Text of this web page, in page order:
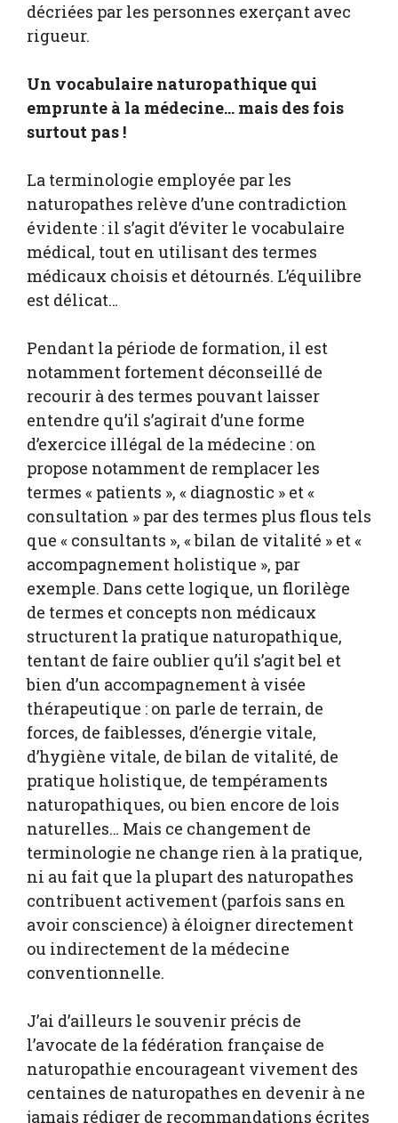
décriées par les personnes exerçant avec
rigueur.
Un vocabulaire naturopathique qui
emprunte à la médecine… mais des fois
surtout pas !
La terminologie employée par les
naturopathes relève d’une contradiction
évidente : il s’agit d’éviter le vocabulaire
médical, tout en utilisant des termes
médicaux choisis et détournés. L’équilibre
est délicat…
Pendant la période de formation, il est
notamment fortement déconseillé de
recourir à des termes pouvant laisser
entendre qu’il s’agirait d’une forme
d’exercice illégal de la médecine : on
propose notamment de remplacer les
termes « patients », « diagnostic » et «
consultation » par des termes plus flous tels
que « consultants », « bilan de vitalité » et «
accompagnement holistique », par
exemple. Dans cette logique, un florilège
de termes et concepts non médicaux
structurent la pratique naturopathique,
tentant de faire oublier qu’il s’agit bel et
bien d’un accompagnement à visée
thérapeutique : on parle de terrain, de
forces, de faiblesses, d’énergie vitale,
d’hygiène vitale, de bilan de vitalité, de
pratique holistique, de tempéraments
naturopathiques, ou bien encore de lois
naturelles… Mais ce changement de
terminologie ne change rien à la pratique,
ni au fait que la plupart des naturopathes
contribuent activement (parfois sans en
avoir conscience) à éloigner directement
ou indirectement de la médecine
conventionnelle.
J’ai d’ailleurs le souvenir précis de
l’avocate de la fédération française de
naturopathie encourageant vivement des
centaines de naturopathes en devenir à ne
jamais rédiger de recommandations écrites